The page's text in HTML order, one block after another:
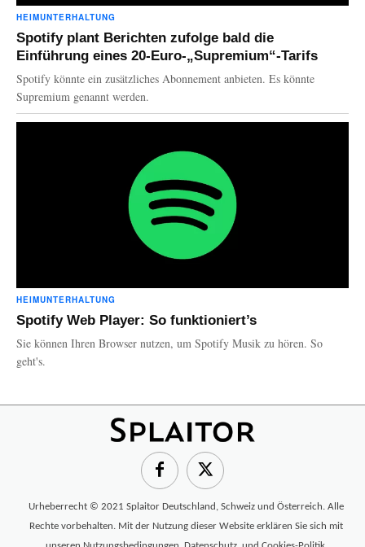
HEIMUNTERHALTUNG
Spotify plant Berichten zufolge bald die
Einführung eines 20-Euro-„Supremium“-Tarifs
Spotify könnte ein zusätzliches Abonnement anbieten. Es könnte
Supremium genannt werden.
HEIMUNTERHALTUNG
Spotify Web Player: So funktioniert’s
Sie können Ihren Browser nutzen, um Spotify Musik zu hören. So
geht's.
Urheberrecht © 2021 Splaitor Deutschland, Schweiz und Österreich. Alle
Rechte vorbehalten. Mit der Nutzung dieser Website erklären Sie sich mit